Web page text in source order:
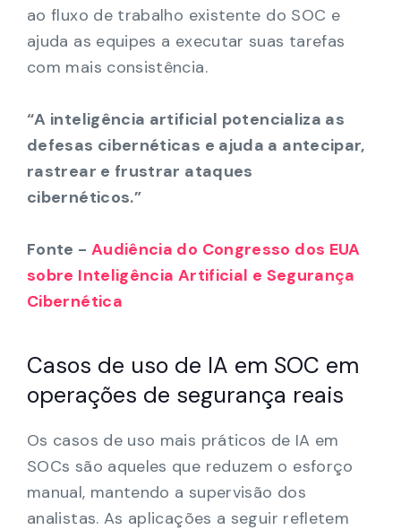
ao fluxo de trabalho existente do SOC e
ajuda as equipes a executar suas tarefas
com mais consistência.
“A inteligência artificial potencializa as
defesas cibernéticas e ajuda a antecipar,
rastrear e frustrar ataques
cibernéticos.”
Fonte - Audiência do Congresso dos EUA
sobre Inteligência Artificial e Segurança
Cibernética
Casos de uso de IA em SOC em
operações de segurança reais
Os casos de uso mais práticos de IA em
SOCs são aqueles que reduzem o esforço
manual, mantendo a supervisão dos
analistas. As aplicações a seguir refletem